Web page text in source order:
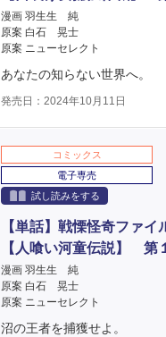
漫画 羽生生 純
原案 白石 晃士
原案 ニューセレクト
あなたの知らない世界へ。
発売日：2024年10月11日
コミックス
電子専売
試し読みをする
【単話】戦慄怪奇ファイ
【人喰い河童伝説】 第
漫画 羽生生 純
原案 白石 晃士
原案 ニューセレクト
沼の王者を捕獲せよ。